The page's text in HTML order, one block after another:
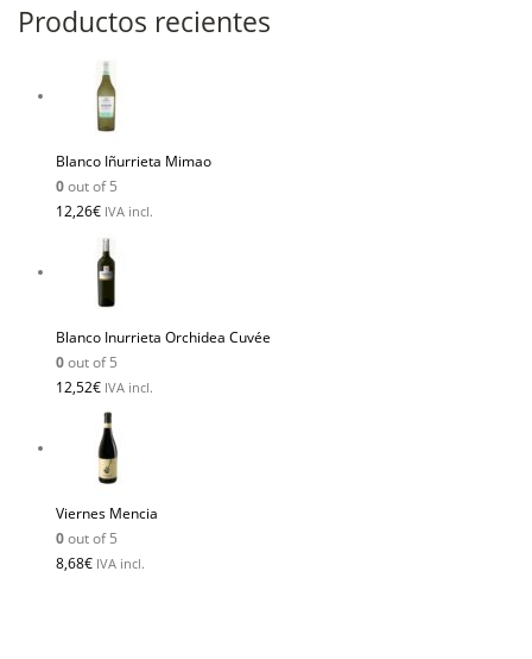
Productos recientes
Blanco Iñurrieta Mimao
0out of 5
12,26€ IVA incl.
Blanco Inurrieta Orchidea Cuvée
0out of 5
12,52€ IVA incl.
Viernes Mencia
0out of 5
8,68€ IVA incl.